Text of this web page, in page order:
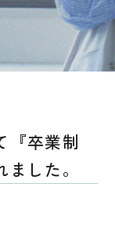
『卒業制
した。